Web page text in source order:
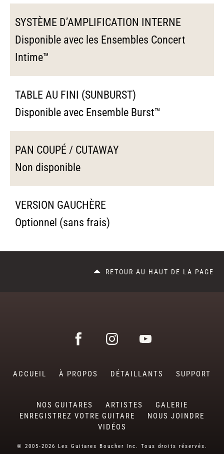
SYSTÈME D’AMPLIFICATION INTERNE
Disponible avec les Ensembles Concert
Intime™
TABLE AU FINI (SUNBURST)
Disponible avec Ensemble Burst™
PAN COUPÉ / CUTAWAY
Non disponible
VERSION GAUCHÈRE
Optionnel (sans frais)
RETOUR AU HAUT DE LA PAGE
ACCUEIL À PROPOS DÉTAILLANTS SUPPORT
NOS GUITARES ARTISTES
GALERIE
ENREGISTREZ VOTRE GUITARE
NOUS JOINDRE
VIDÉOS
® 2005-2026 Les Guitares Boucher Inc. Tous droits réservés.